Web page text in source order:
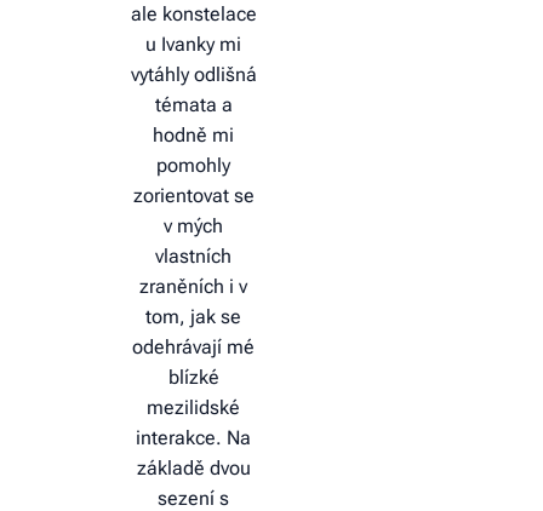
ale konstelace
u Ivanky mi
vytáhly odlišná
témata a
hodně mi
pomohly
zorientovat se
v mých
vlastních
zraněních i v
tom, jak se
odehrávají mé
blízké
mezilidské
interakce. Na
základě dvou
sezení s